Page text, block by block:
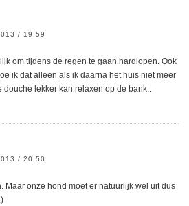
/ 19:59
om tijdens de regen te gaan hardlopen. Ook
ik dat alleen als ik daarna het huis niet meer
lekker kan relaxen op de bank..
/ 20:50
Maar onze hond moet er natuurlijk wel uit dus